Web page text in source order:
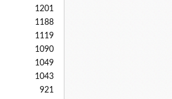
1201
1188
1119
1090
1049
1043
921